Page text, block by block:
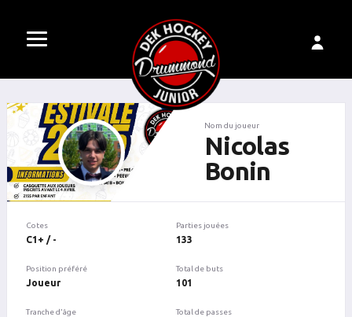
Nom du joueur
Nicolas
Bonin
Cotes
C1+ / -
Position préféré
Joueur
Tranche d'âge
Parties jouées
133
Total de buts
101
Total de passes